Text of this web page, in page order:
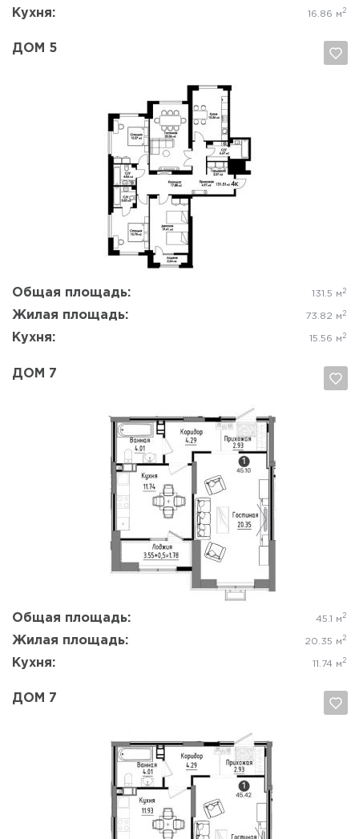
Кухня: 16.86 м 2
ДОМ 5
Общая площадь: 131.5 м 2
Жилая площадь: 73.82 м 2
Кухня: 15.56 м 2
Да, удалить Отмена
ДОМ 7
Общая площадь: 45.1 м 2
Жилая площадь: 20.35 м 2
Кухня: 11.74 м 2
Отмена
ДОМ 7